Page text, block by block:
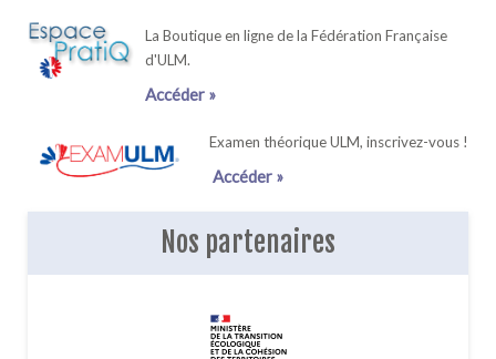
La Boutique en ligne de la Fédération Française
d'ULM.
Accéder »
Examen théorique ULM, inscrivez-vous !
Accéder »
Nos partenaires